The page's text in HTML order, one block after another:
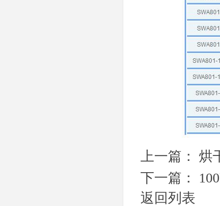
上一篇： 烘
下一篇：
返回列表